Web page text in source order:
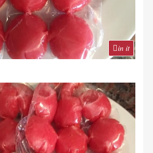
in it